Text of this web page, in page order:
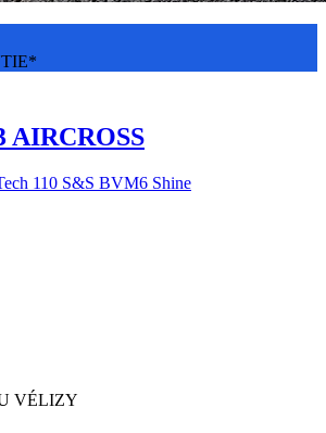
AIRCROSS
110 S&S BVM6 Shine
VÉLIZY